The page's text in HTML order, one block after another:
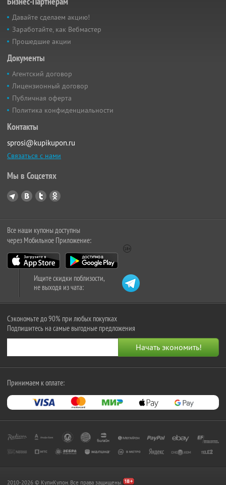
Давайте сделаем акцию!
Заработайте, как Вебмастер
Прошедшие акции
Документы
Агентский договор
Лицензионный договор
Публичная оферта
Политика конфиденциальности
Контакты
sprosi@kupikupon.ru
Связаться с нами
Мы в Соцсетях
Все наши купоны доступны
через Мобильное Приложение:
Ищите скидки поблизости,
не выходя из чата:
Сэкономьте до 90% при любых покупках
Подпишитесь на самые выгодные предложения
Принимаем к оплате:
2010-2026 © КупиКупон. Все права защищены.